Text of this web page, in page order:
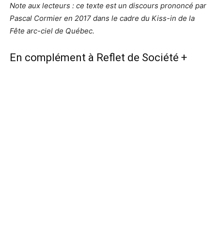
Note aux lecteurs : ce texte est un discours prononcé par
Pascal Cormier en 2017 dans le cadre du Kiss-in de la
Fête arc-ciel de Québec.
En complément à Reflet de Société +